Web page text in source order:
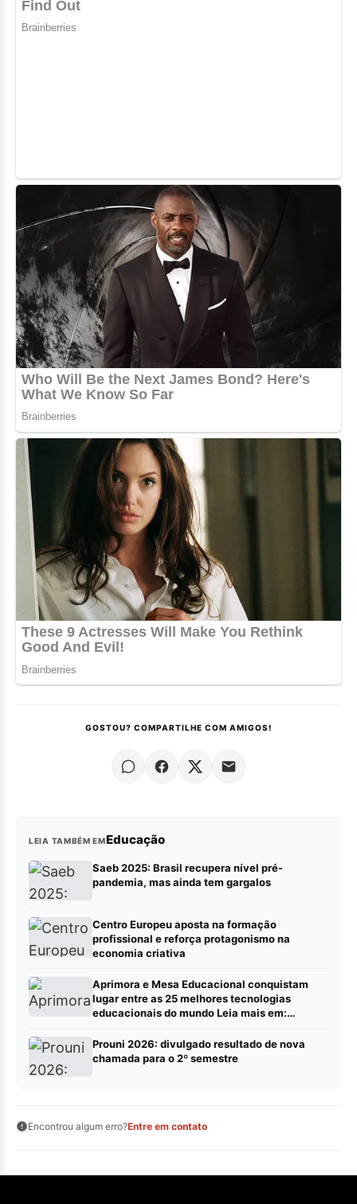
GOSTOU? COMPARTILHE COM AMIGOS!
LEIA TAMBÉM EMEducação
Saeb 2025: Brasil recupera nível pré-
pandemia, mas ainda tem gargalos
Centro Europeu aposta na formação
profissional e reforça protagonismo na
economia criativa
Aprimora e Mesa Educacional conquistam
lugar entre as 25 melhores tecnologias
educacionais do mundo Leia mais em:
pauta – Portalrbn)
Prouni 2026: divulgado resultado de nova
chamada para o 2º semestre
Encontrou algum erro?Entre em contato